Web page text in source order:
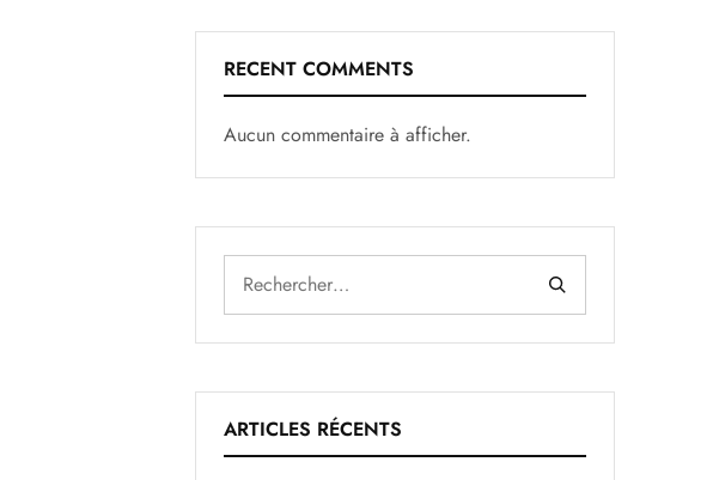
RECENT COMMENTS
Aucun commentaire à afficher.
ARTICLES RÉCENTS